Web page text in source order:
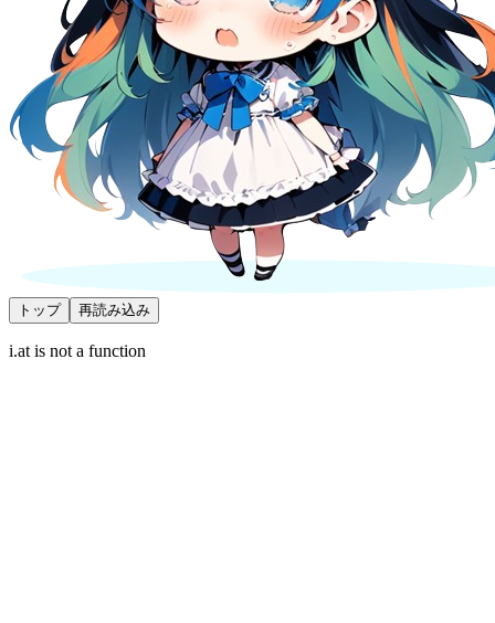
トップ 再読み込み
i.at is not a function